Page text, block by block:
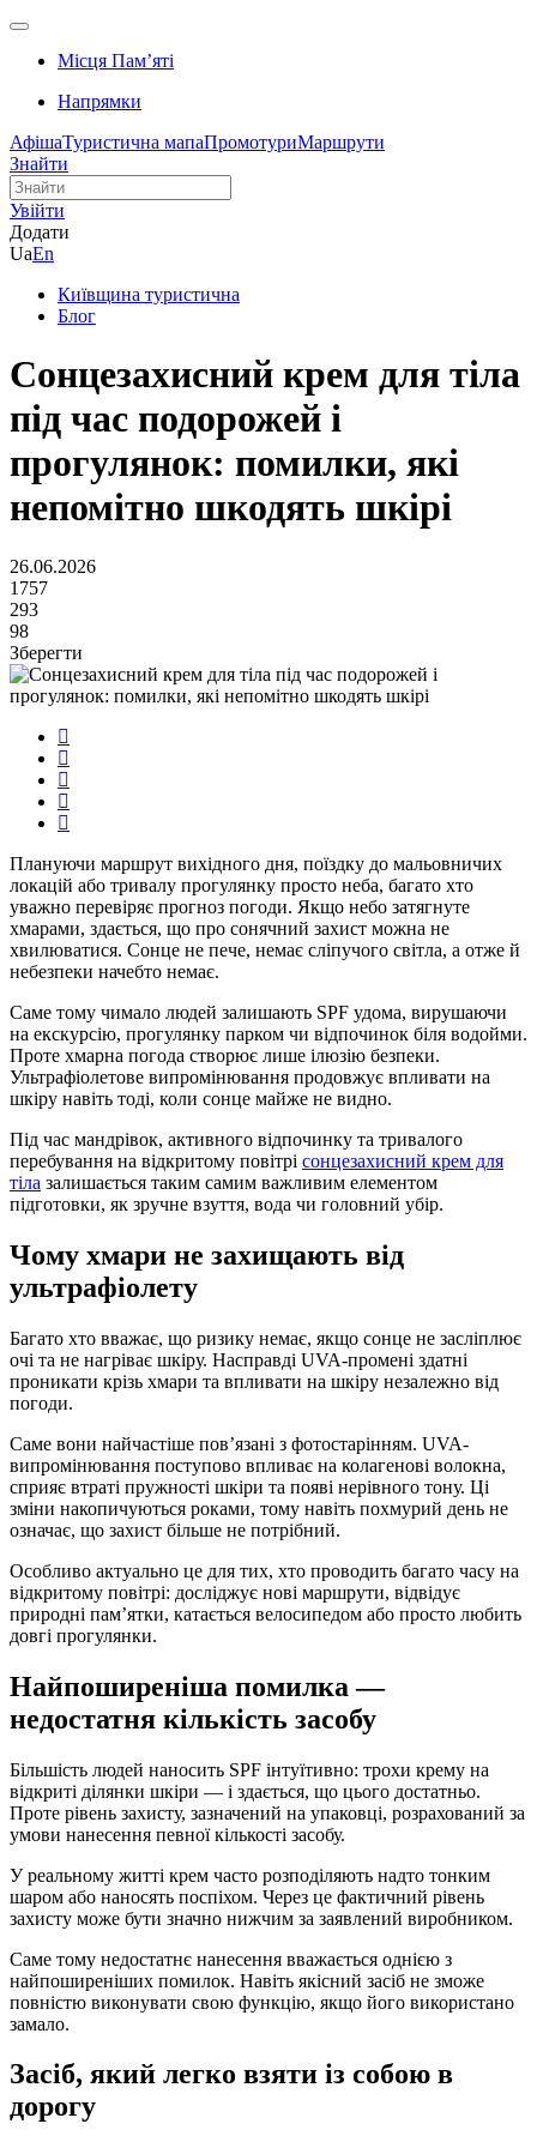
Місця Памʼяті
Напрямки
АфішаТуристична мапаПромотуриМаршрути
Знайти
Увійти
Додати
UaEn
Київщина туристична
Блог
Сонцезахисний крем для тіла
під час подорожей і
прогулянок: помилки, які
непомітно шкодять шкірі
26.06.2026
1757
293
98
Зберегти
Плануючи маршрут вихідного дня, поїздку до мальовничих
локацій або тривалу прогулянку просто неба, багато хто
уважно перевіряє прогноз погоди. Якщо небо затягнуте
хмарами, здається, що про сонячний захист можна не
хвилюватися. Сонце не пече, немає сліпучого світла, а отже й
небезпеки начебто немає.
Саме тому чимало людей залишають SPF удома, вирушаючи
на екскурсію, прогулянку парком чи відпочинок біля водойми.
Проте хмарна погода створює лише ілюзію безпеки.
Ультрафіолетове випромінювання продовжує впливати на
шкіру навіть тоді, коли сонце майже не видно.
Під час мандрівок, активного відпочинку та тривалого
перебування на відкритому повітрі сонцезахисний крем для
тіла залишається таким самим важливим елементом
підготовки, як зручне взуття, вода чи головний убір.
Чому хмари не захищають від
ультрафіолету
Багато хто вважає, що ризику немає, якщо сонце не засліплює
очі та не нагріває шкіру. Насправді UVA-промені здатні
проникати крізь хмари та впливати на шкіру незалежно від
погоди.
Саме вони найчастіше пов’язані з фотостарінням. UVA-
випромінювання поступово впливає на колагенові волокна,
сприяє втраті пружності шкіри та появі нерівного тону. Ці
зміни накопичуються роками, тому навіть похмурий день не
означає, що захист більше не потрібний.
Особливо актуально це для тих, хто проводить багато часу на
відкритому повітрі: досліджує нові маршрути, відвідує
природні пам’ятки, катається велосипедом або просто любить
довгі прогулянки.
Найпоширеніша помилка —
недостатня кількість засобу
Більшість людей наносить SPF інтуїтивно: трохи крему на
відкриті ділянки шкіри — і здається, що цього достатньо.
Проте рівень захисту, зазначений на упаковці, розрахований за
умови нанесення певної кількості засобу.
У реальному житті крем часто розподіляють надто тонким
шаром або наносять поспіхом. Через це фактичний рівень
захисту може бути значно нижчим за заявлений виробником.
Саме тому недостатнє нанесення вважається однією з
найпоширеніших помилок. Навіть якісний засіб не зможе
повністю виконувати свою функцію, якщо його використано
замало.
Засіб, який легко взяти із собою в
дорогу